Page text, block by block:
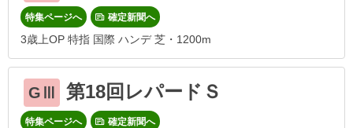
特集ページへ 確定新聞へ
3歳上OP 特指 国際 ハンデ 芝・1200m
GⅢ 第18回レパードＳ
特集ページへ 確定新聞へ